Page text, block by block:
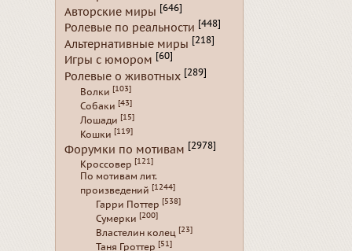
Авторские миры [646]
Ролевые по реальности [448]
Альтернативные миры [218]
Игры с юмором [60]
Ролевые о животных [289]
Волки [103]
Собаки [43]
Лошади [15]
Кошки [119]
Форумки по мотивам [2978]
Кроссовер [121]
По мотивам лит.
произведений [1244]
Гарри Поттер [538]
Сумерки [200]
Властелин колец [23]
Таня Гроттер [51]